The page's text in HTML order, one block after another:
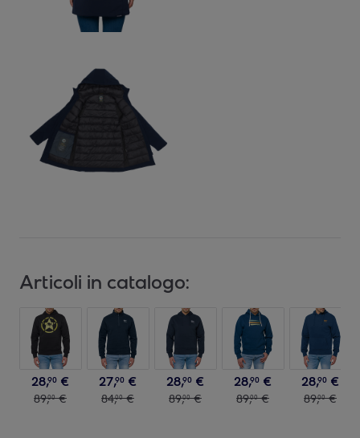
Articoli in catalogo:
28,90 €
89,00 €
27,90 €
84,00 €
28,90 €
89,00 €
28,90 €
89,00 €
28,90 €
89,00 €